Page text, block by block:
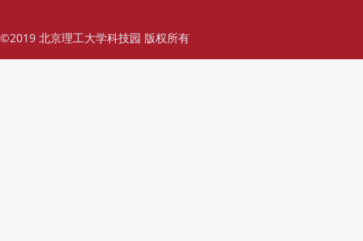
©2019 北京理工大学科技园 版权所有